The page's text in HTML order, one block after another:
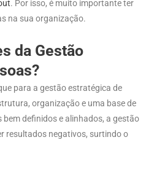
. Por isso, é muito importante ter
na sua organização.
da Gestão
para a gestão estratégica de
organização e uma base de
definidos e alinhados, a gestão
resultados negativos, surtindo o